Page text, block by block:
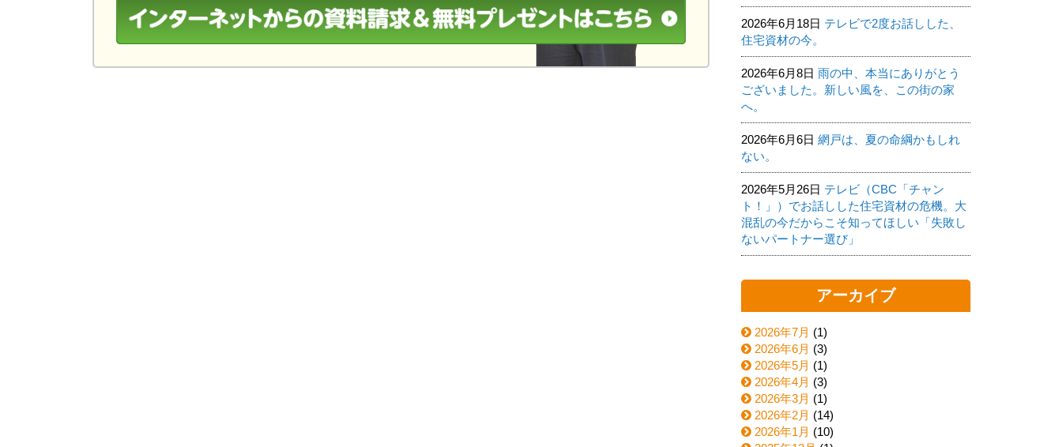
2026年6月18日 テレビで2度お話しした、
住宅資材の今。
2026年6月8日 雨の中、本当にありがとう
ございました。新しい風を、この街の家
へ。
2026年6月6日 網戸は、夏の命綱かもしれ
ない。
2026年5月26日 テレビ（CBC「チャン
ト！」）でお話しした住宅資材の危機。大
混乱の今だからこそ知ってほしい「失敗し
ないパートナー選び」
アーカイブ
2026年7月 (1)
2026年6月 (3)
2026年5月 (1)
2026年4月 (3)
2026年3月 (1)
2026年2月 (14)
2026年1月 (10)